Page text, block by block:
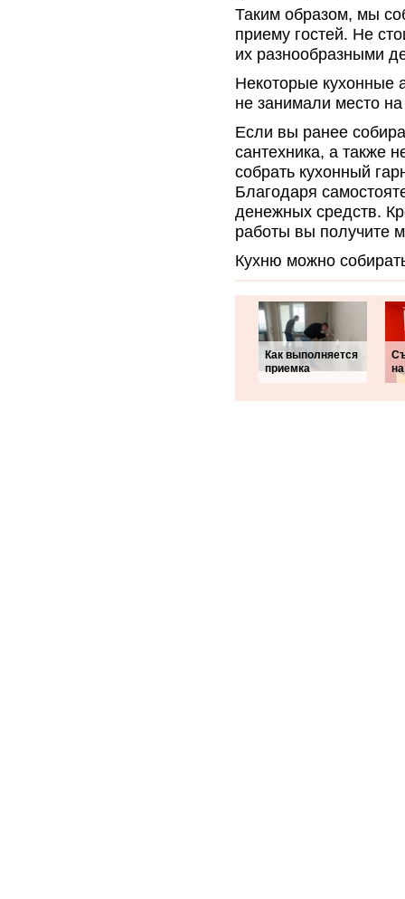
Таким образом, мы
приему гостей. Не
их разнообразными
Некоторые кухонные
не занимали место
Если вы ранее
сантехника, а также
собрать кухонный
Благодаря
денежных средств.
работы вы получите
Кухню можно
Как выполняется
приемка